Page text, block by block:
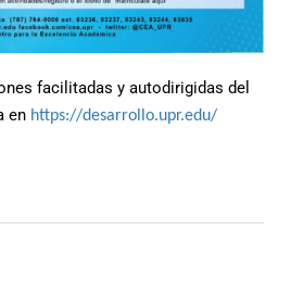
facilitadas y autodirigidas del
en https://desarrollo.upr.edu/